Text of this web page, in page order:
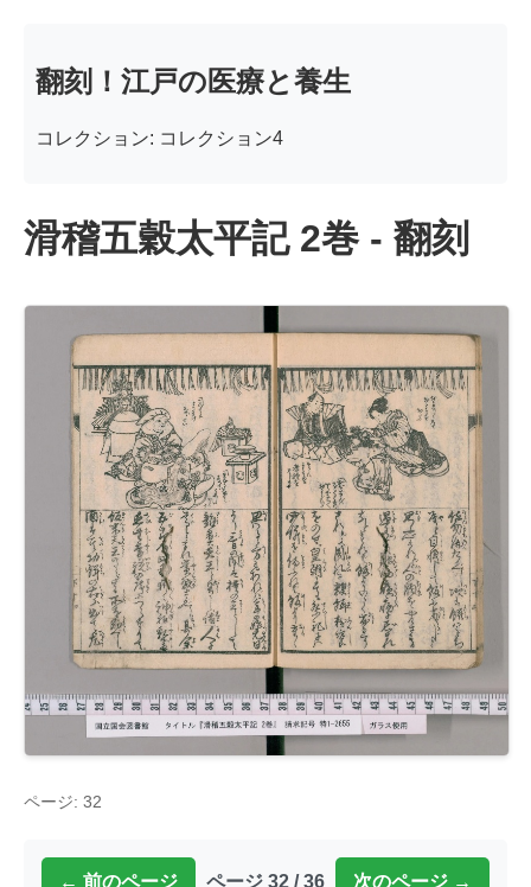
翻刻！江戸の医療と養生
コレクション: コレクション4
滑稽五穀太平記 2巻 - 翻刻
ページ: 32
← 前のページ ページ 32 / 36 次のページ →